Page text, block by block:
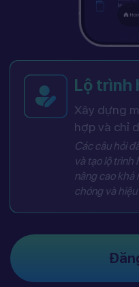
Lộ trình
Xây dựng
hợp và chỉ
Các câu hỏi
và tạo lộ trình
nâng cao khả
chóng và